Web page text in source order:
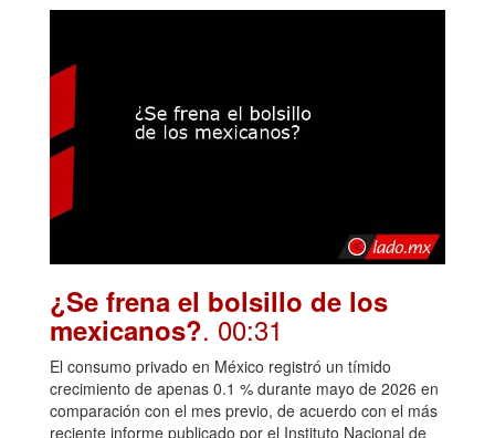
¿Se frena el bolsillo de los
mexicanos?. 00:31
El consumo privado en México registró un tímido
crecimiento de apenas 0.1 % durante mayo de 2026 en
comparación con el mes previo, de acuerdo con el más
reciente informe publicado por el Instituto Nacional de